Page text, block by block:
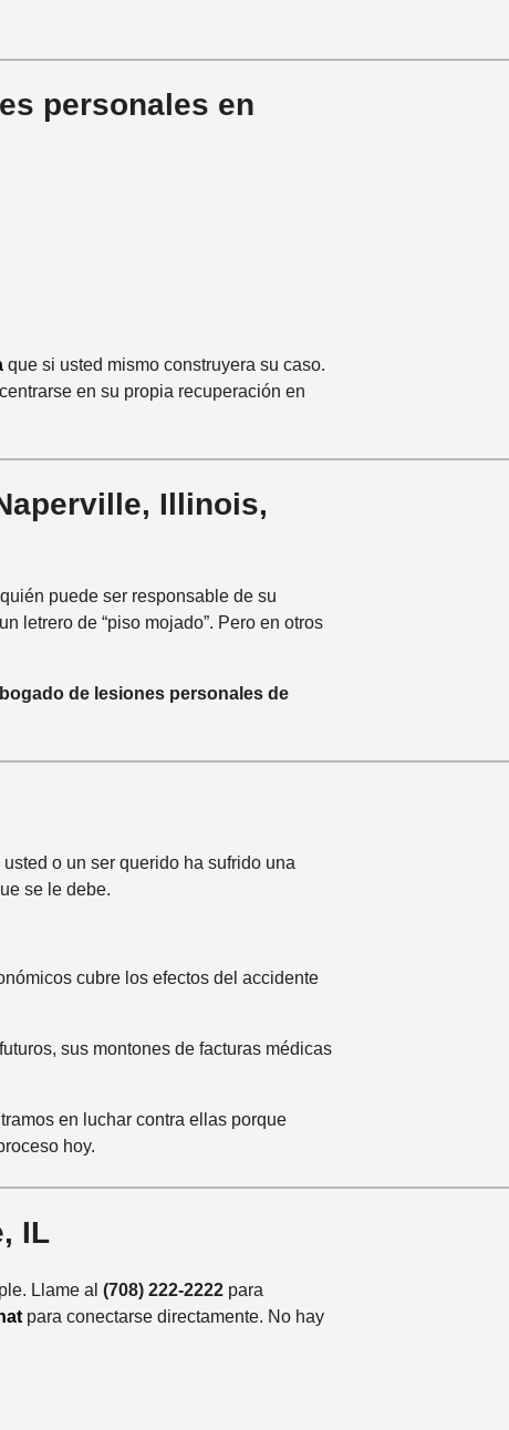
personales en
que si usted mismo construyera su caso.
en su propia recuperación en
Illinois,
puede ser responsable de su
letrero de “piso mojado”. Pero en otros
de lesiones personales de
o un ser querido ha sufrido una
se le debe.
cubre los efectos del accidente
sus montones de facturas médicas
en luchar contra ellas porque
hoy.
IL
Llame al (708) 222-2222para
para conectarse directamente. No hay